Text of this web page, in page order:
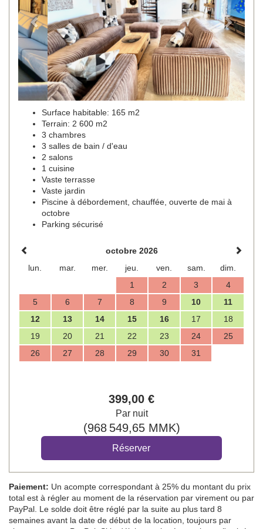
Surface habitable: 165 m2
Terrain: 2 600 m2
3 chambres
3 salles de bain / d'eau
2 salons
1 cuisine
Vaste terrasse
Vaste jardin
Piscine à débordement, chauffée, ouverte de mai à
octobre
Parking sécurisé
octobre 2026
lun.
mar. mer. jeu. ven. sam.
dim.
1
2 3
4
5
6 7 8 9 10
11
12
13 14 15 16 17
18
19
20 21 22 23 24
25
26
27 28 29 30 31
399,00 €
Par nuit
(968 549,65MMK)
Paiement: Un acompte correspondant à 25% du montant du prix
total est à régler au moment de la réservation par virement ou par
PayPal. Le solde doit être réglé par la suite au plus tard 8
semaines avant la date de début de la location, toujours par